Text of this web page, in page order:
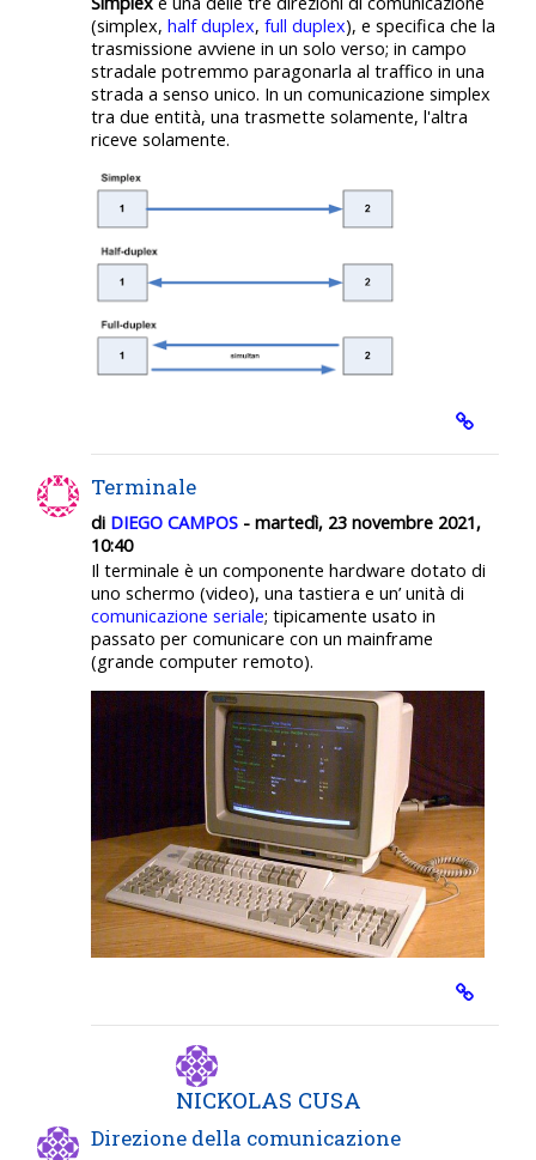
(simplex, half duplex, full duplex), e specifica che la
trasmissione avviene in un solo verso; in campo
stradale potremmo paragonarla al traffico in una
strada a senso unico. In un comunicazione simplex
tra due entità, una trasmette solamente, l'altra
riceve solamente.
Terminale
di DIEGO CAMPOS - martedì, 23 novembre 2021,
10:40
Il terminale è un componente hardware dotato di
uno schermo (video), una tastiera e un’ unità di
comunicazione seriale; tipicamente usato in
passato per comunicare con un mainframe
(grande computer remoto).
NICKOLAS CUSA
Direzione della comunicazione